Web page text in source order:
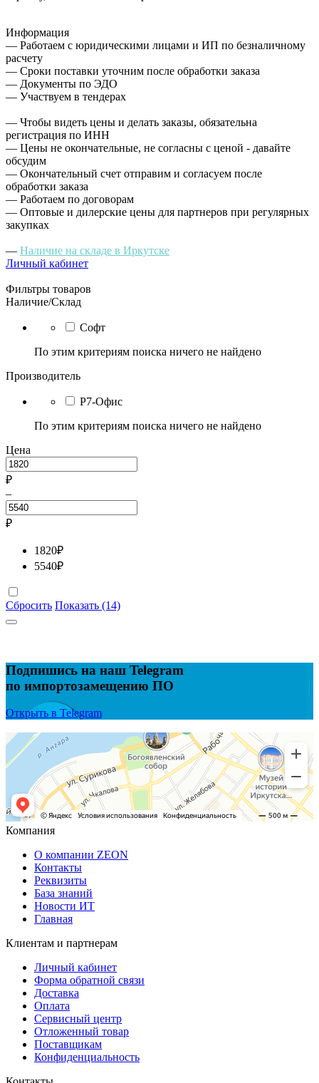
Информация
— Работаем с юридическими лицами и ИП по безналичному
расчету
— Сроки поставки уточним после обработки заказа
— Документы по ЭДО
— Участвуем в тендерах
— Чтобы видеть цены и делать заказы, обязательна
регистрация по ИНН
— Цены не окончательные, не согласны с ценой - давайте
обсудим
— Окончательный счет отправим и согласуем после
обработки заказа
— Работаем по договорам
— Оптовые и дилерские цены для партнеров при регулярных
закупках
— Наличие на складе в Иркутске
Личный кабинет
Фильтры товаров
Наличие/Склад
Софт
По этим критериям поиска ничего не найдено
Производитель
Р7-Офис
По этим критериям поиска ничего не найдено
Цена
₽
–
₽
1820₽
5540₽
Сбросить Показать (14)
Подпишись на наш Telegram
по импортозамещению ПО
Открыть в Telegram
Компания
О компании ZEON
Контакты
Реквизиты
База знаний
Новости ИТ
Главная
Клиентам и партнерам
Личный кабинет
Форма обратной связи
Доставка
Оплата
Сервисный центр
Отложенный товар
Поставщикам
Конфиденциальность